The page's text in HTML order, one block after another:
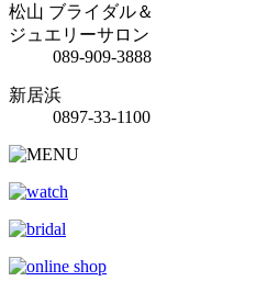
松山 ブライダル＆
ジュエリーサロン
089-909-3888
新居浜
0897-33-1100